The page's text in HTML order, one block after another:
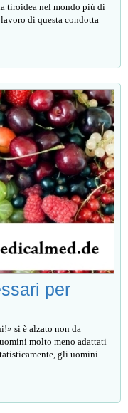
tiroidea nel mondo più di
di questa condotta
per
si è alzato non da
molto meno adattati
gli uomini